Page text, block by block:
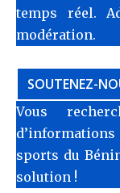
temps réel.
modération.
SOUTENEZ-
Vous
sports du
solution !